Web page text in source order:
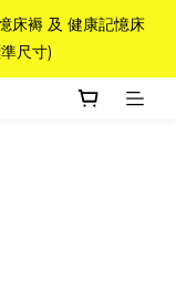
客服 WhatsApp
床褥 及 健康記憶床
尺寸)